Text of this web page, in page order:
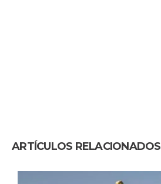
ARTÍCULOS RELACIONADOS